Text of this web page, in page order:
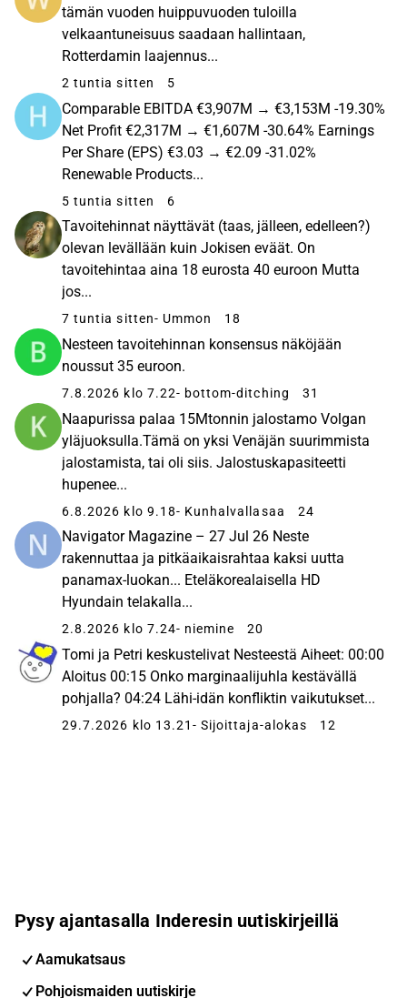
tämän vuoden huippuvuoden tuloilla
velkaantuneisuus saadaan hallintaan,
Rotterdamin laajennus...
2 tuntia sitten 5
Comparable EBITDA €3,907M → €3,153M -19.30%
Net Profit €2,317M → €1,607M -30.64% Earnings
Per Share (EPS) €3.03 → €2.09 -31.02%
Renewable Products...
5 tuntia sitten 6
Tavoitehinnat näyttävät (taas, jälleen, edelleen?)
olevan levällään kuin Jokisen eväät. On
tavoitehintaa aina 18 eurosta 40 euroon Mutta
jos...
7 tuntia sitten- Ummon 18
Nesteen tavoitehinnan konsensus näköjään
noussut 35 euroon.
7.8.2026 klo 7.22- bottom-ditching 31
Naapurissa palaa 15Mtonnin jalostamo Volgan
yläjuoksulla.Tämä on yksi Venäjän suurimmista
jalostamista, tai oli siis. Jalostuskapasiteetti
hupenee...
6.8.2026 klo 9.18- Kunhalvallasaa 24
Navigator Magazine – 27 Jul 26 Neste
rakennuttaa ja pitkäaikaisrahtaa kaksi uutta
panamax-luokan... Eteläkorealaisella HD
Hyundain telakalla...
2.8.2026 klo 7.24- niemine 20
Tomi ja Petri keskustelivat Nesteestä Aiheet: 00:00
Aloitus 00:15 Onko marginaalijuhla kestävällä
pohjalla? 04:24 Lähi-idän konfliktin vaikutukset...
29.7.2026 klo 13.21 - Sijoittaja-alokas 12
Pysy ajantasalla Inderesin uutiskirjeillä
Aamukatsaus
Pohjoismaiden uutiskirje